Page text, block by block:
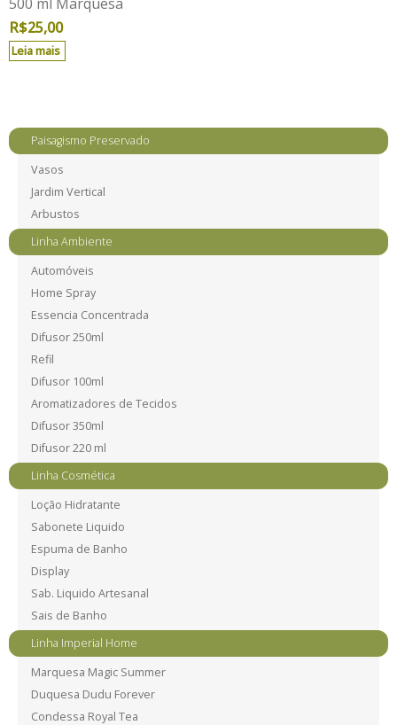
R$25,00
Leia mais
Paisagismo Preservado
Vasos
Jardim Vertical
Arbustos
Linha Ambiente
Automóveis
Home Spray
Essencia Concentrada
Difusor 250ml
Refil
Difusor 100ml
Aromatizadores de Tecidos
Difusor 350ml
Difusor 220 ml
Linha Cosmética
Loção Hidratante
Sabonete Liquido
Espuma de Banho
Display
Sab. Liquido Artesanal
Sais de Banho
Linha Imperial Home
Marquesa Magic Summer
Duquesa Dudu Forever
Condessa Royal Tea